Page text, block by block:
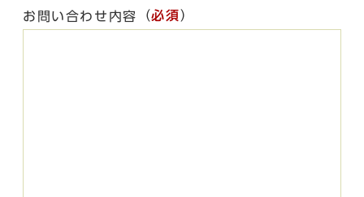
お問い合わせ内容 （必須）